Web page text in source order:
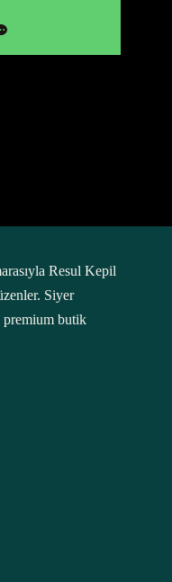
Resul Kepil
Siyer
premium butik